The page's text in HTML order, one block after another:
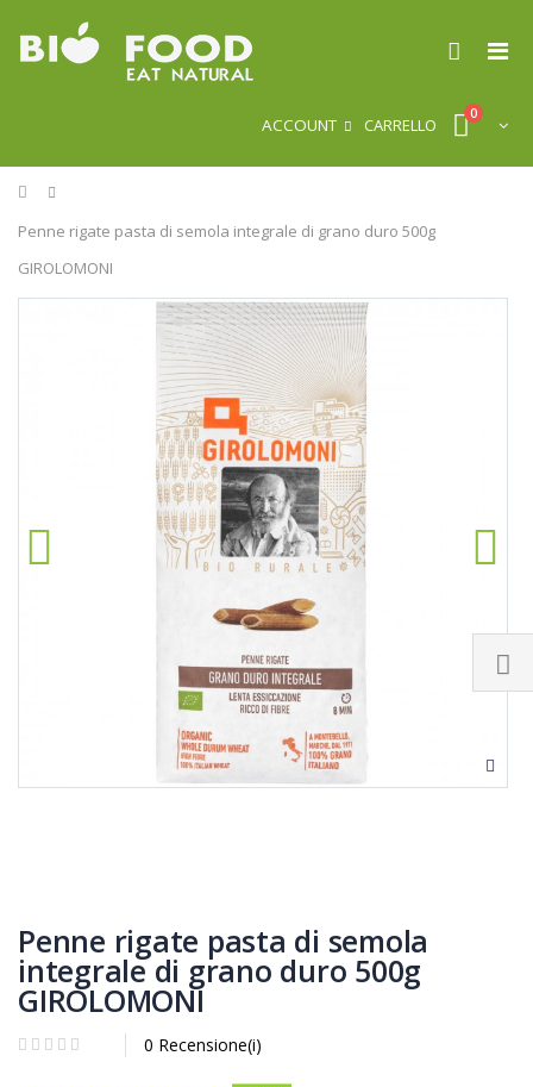
ACCOUNT CARRELLO
0
Home
Penne rigate pasta di semola integrale di grano duro 500g
GIROLOMONI
Penne rigate pasta di semola
integrale di grano duro 500g
GIROLOMONI
0 Recensione(i)